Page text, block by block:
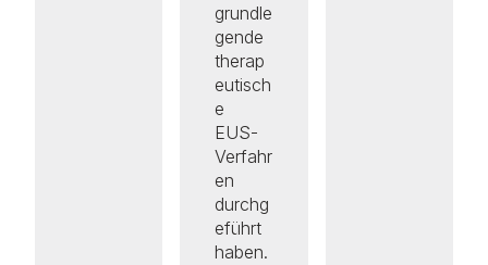
grundle
gende
therap
eutisch
e
EUS-
Verfahr
en
durchg
eführt
haben.